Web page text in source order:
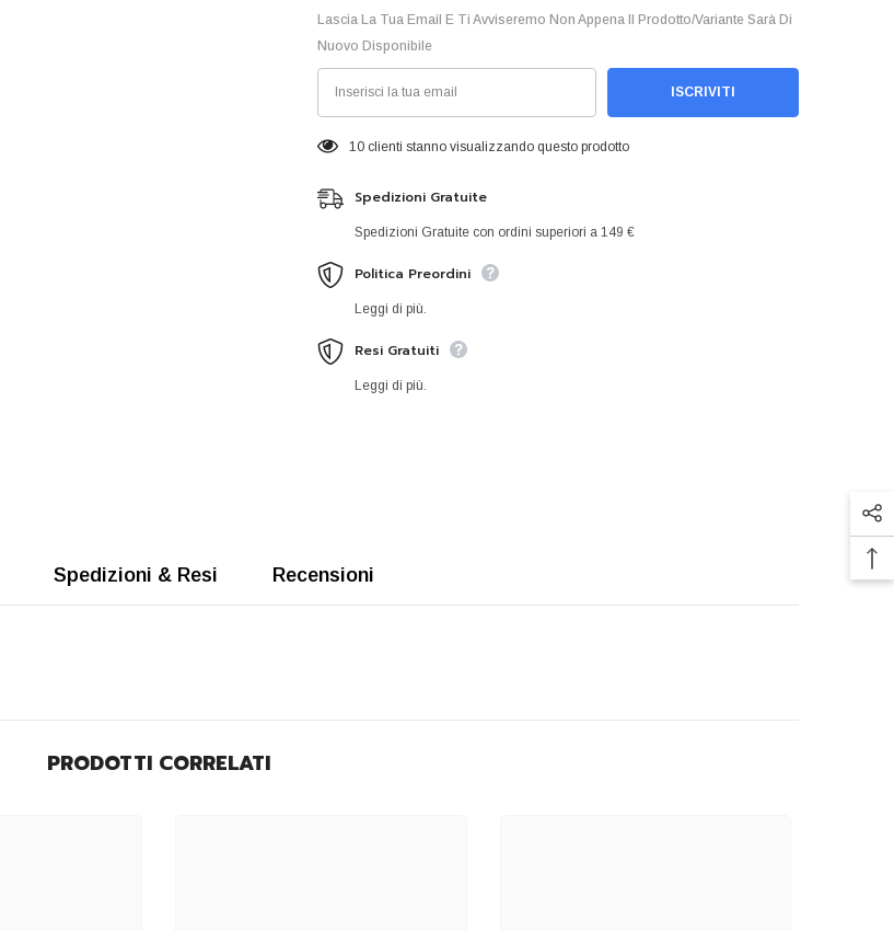
Lascia La Tua Email E Ti Avviseremo Non Appena Il Prodotto/variante Sarà Di
Nuovo Disponibile
ISCRIVITI
5 clienti stanno visualizzando questo prodotto
Spedizioni Gratuite
Spedizioni Gratuite con ordini superiori a 149 €
Politica Preordini
Leggi di più.
Resi Gratuiti
Leggi di più.
Spedizioni & Resi Recensioni
PRODOTTI CORRELATI